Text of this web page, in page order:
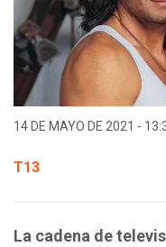
14 DE MAYO DE 2021 -
T13
La cadena de